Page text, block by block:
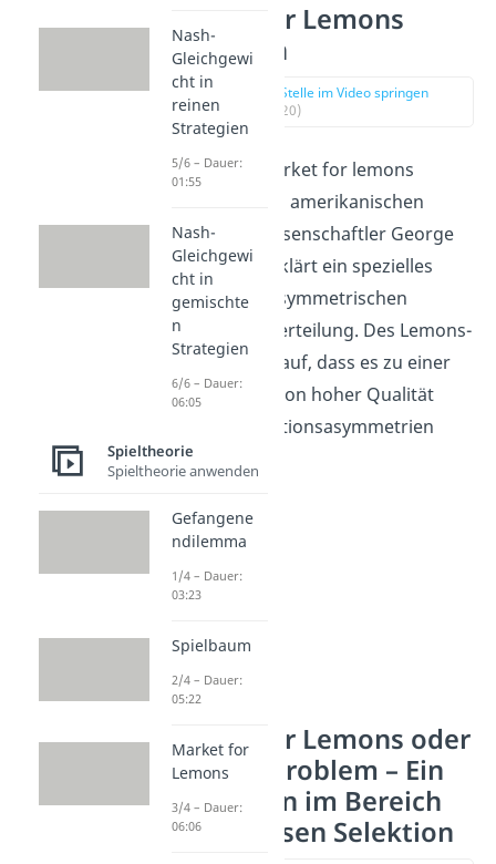
Market for Lemons
Definition
zur Stelle im Video springen
(00:20)
Das Modell Market for lemons
basiert auf den amerikanischen
Wirtschaftswissenschaftler George
Akerlof und erklärt ein spezielles
Problem der asymmetrischen
Informationsverteilung. Des Lemons-
Problem zeigt auf, dass es zu einer
Verdrängung von hoher Qualität
durch Informationsasymmetrien
kommt.
Market for Lemons oder
Lemons-Problem – Ein
Phänomen im Bereich
der adversen Selektion
Nash-
Gleichgewi
cht in
reinen
Strategien
5/6 – Dauer:
01:55
Nash-
Gleichgewi
cht in
gemischte
n
Strategien
6/6 – Dauer:
06:05
Spieltheorie
Spieltheorie anwenden
Gefangene
ndilemma
1/4 – Dauer:
03:23
Spielbaum
2/4 – Dauer:
05:22
Market for
Lemons
3/4 – Dauer:
06:06